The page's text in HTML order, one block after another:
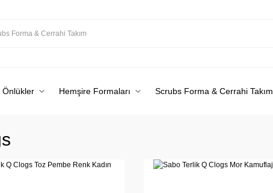
Önlükler Hemşire Formaları Scrubs Forma & Cerrahi Takım